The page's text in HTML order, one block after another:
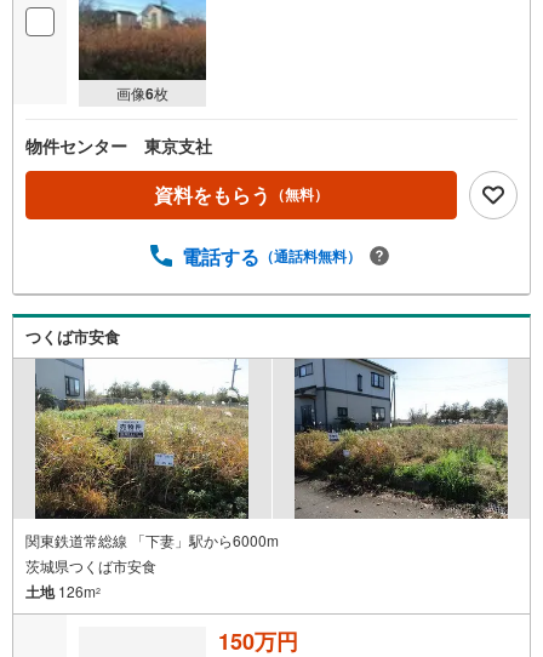
画像6枚
物件センター 東京支社
資料をもらう （無料）
電話する （通話料無料）
つくば市安食
関東鉄道常総線 「下妻」駅から6000m
茨城県つくば市安食
土地126m2
150万円